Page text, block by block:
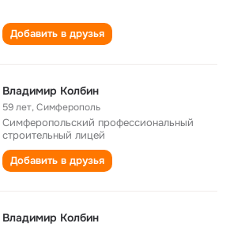
Добавить в друзья
Владимир Колбин
59 лет,Симферополь
Симферопольский профессиональный
строительный лицей
Добавить в друзья
Владимир Колбин